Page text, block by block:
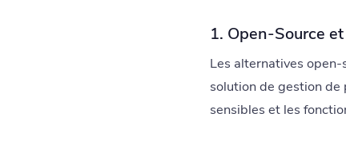
1. Open-Source
Les alternatives
solution de gestion de
sensibles et les